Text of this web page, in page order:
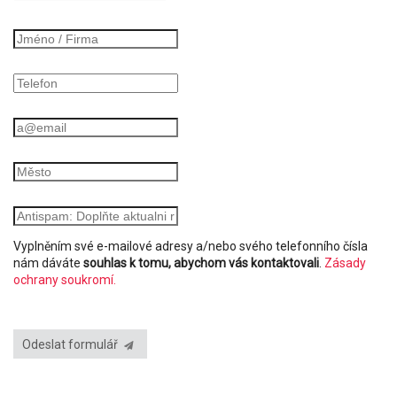
Vyplněním své e-mailové adresy a/nebo svého telefonního čísla
nám dáváte souhlas k tomu, abychom vás kontaktovali Zásady
ochrany soukromí.
Odeslat formulář